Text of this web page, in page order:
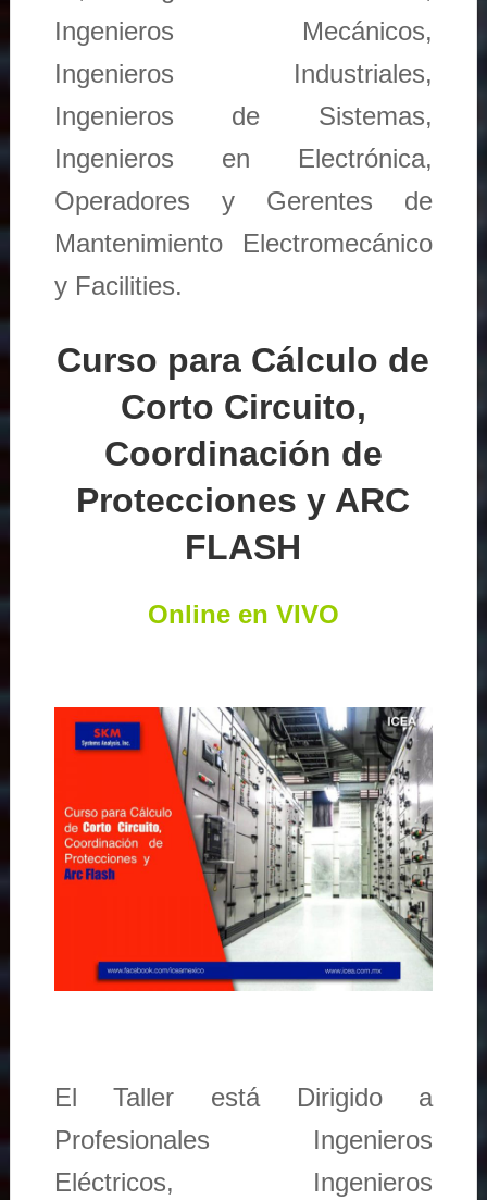
Ingenieros Mecánicos,
Ingenieros Industriales,
Ingenieros de Sistemas,
Ingenieros en Electrónica,
Operadores y Gerentes de
Mantenimiento Electromecánico
y Facilities.
Curso para Cálculo de
Corto Circuito,
Coordinación de
Protecciones y ARC
FLASH
Online en VIVO
El Taller está Dirigido a
Profesionales Ingenieros
Eléctricos, Ingenieros